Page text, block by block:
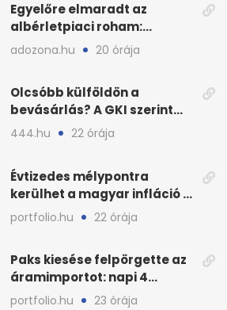
Egyelőre elmaradt az
albérletpiaci roham:
ennyibe kerülnek a kiadó
adozona.hu 20 órája
Olcsóbb külföldön a
bevásárlás? A GKI szerint
zárkózott a magyar árszint
444.hu 22 órája
Évtizedes mélypontra
kerülhet a magyar infláció a
KSH új adata szerint
portfolio.hu 22 órája
Paks kiesése felpörgette az
áramimportot: napi 4
milliárd forintos számla
portfolio.hu 23 órája